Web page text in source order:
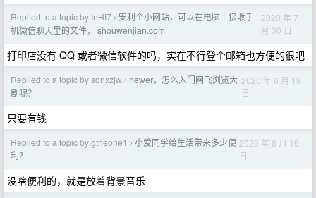
Replied to a topic by InHI7 › 安利个小网站，可以在电脑上接收手
机微信聊天里的文件， shouwenjian.com
2020 年 7
月 30 日
打印店没有 QQ 或者微信软件的吗，实在不行登个邮箱也方便的很吧
Replied to a topic by sonxzjw › newer，怎么入门网飞浏览大
剧呢？
2020 年 6 月 19
日
只要有钱
Replied to a topic by gtheone1 › 小爱同学给生活带来多少便
利？
2020 年 6 月 19
日
没啥便利的，就是放着背景音乐